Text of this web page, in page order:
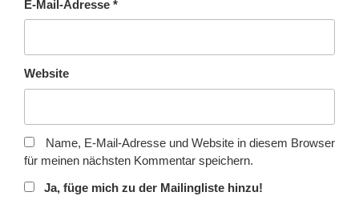
E-Mail-Adresse *
Website
Name, E-Mail-Adresse und Website in diesem Browser
für meinen nächsten Kommentar speichern.
Ja, füge mich zu der Mailingliste hinzu!